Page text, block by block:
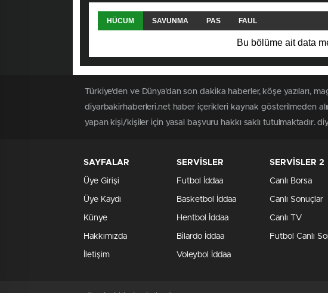
HÜCUM SAVUNMA PAS FAUL
Bu bölüme ait data
Türkiye'den ve Dünya’dan son dakika haberler, köşe yazıları,
diyarbakirhaberleri.net haber içerikleri kaynak gösterilmeden
yapan kişi/kişiler için yasal başvuru hakkı saklı tutulmaktadır.
SAYFALAR
Üye Girişi
Üye Kaydı
Künye
Hakkımızda
İletişim
SERVİSLER
Futbol İddaa
Basketbol İddaa
Hentbol İddaa
Bilardo İddaa
Voleybol İddaa
SERVİSLER 2
Canlı Borsa
Canlı Sonuçlar
Canlı TV
Futbol Canlı